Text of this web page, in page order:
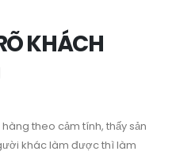
KHÁCH
theo cảm tính, thấy sản
khác làm được thì làm